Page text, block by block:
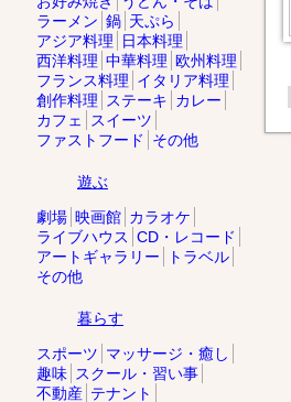
ラーメン 鍋 天ぷら
アジア料理
日本料理
西洋料理 中華料理 欧州料理
フランス料理 イタリア料理
創作料理
ステーキ カレー
カフェ
スイーツ
ファストフード
その他
遊ぶ
劇場 映画館 カラオケ
ライブハウス CD・レコード
アートギャラリー
トラベル
その他
暮らす
スポーツ マッサージ・癒し
趣味 スクール・習い事
不動産 テナント